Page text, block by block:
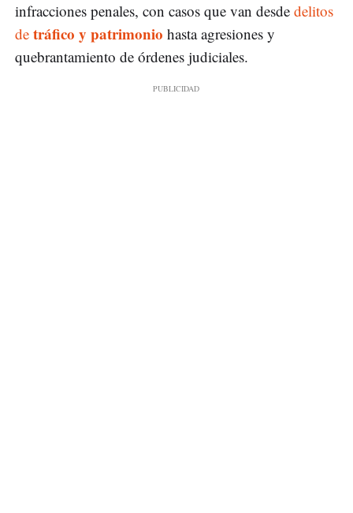
infracciones penales, con casos que van desde delitos
de tráfico y patrimonio hasta agresiones y
quebrantamiento de órdenes judiciales.